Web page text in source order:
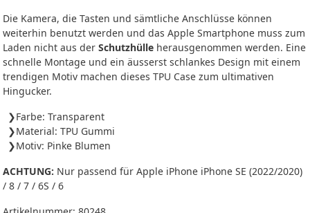
Die Kamera, die Tasten und sämtliche Anschlüsse können
weiterhin benutzt werden und das Apple Smartphone muss zum
Laden nicht aus der Schutzhülle herausgenommen werden. Eine
schnelle Montage und ein äusserst schlankes Design mit einem
trendigen Motiv machen dieses TPU Case zum ultimativen
Hingucker.
Farbe: Transparent
Material: TPU Gummi
Motiv: Pinke Blumen
ACHTUNG: Nur passend für Apple iPhone iPhone SE (2022/2020)
/ 8 / 7 / 6S / 6